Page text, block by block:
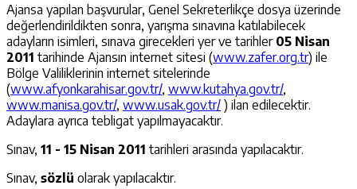
Ajansa yapılan başvurular, Genel Sekreterlikçe dosya üzerinde
değerlendirildikten sonra, yarışma sınavına katılabilecek
adayların isimleri, sınava girecekleri yer ve tarihler 05 Nisan
2011 tarihinde Ajansın internet sitesi (www.zafer.org.tr) ile
Bölge Valiliklerinin internet sitelerinde
(www.afyonkarahisar.gov.tr/, www.kutahya.gov.tr/,
www.manisa.gov.tr/, www.usak.gov.tr/ ) ilan edilecektir.
Adaylara ayrıca tebligat yapılmayacaktır.
Sınav, 11 - 15 Nisan 2011 tarihleri arasında yapılacaktır.
Sınav, sözlü olarak yapılacaktır.